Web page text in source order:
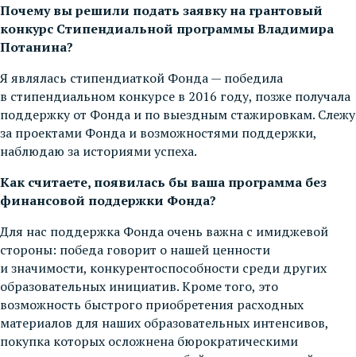
Почему вы решили подать заявку на грантовый
конкурс Стипендиальной программы Владимира
Потанина?
Я являлась стипендиаткой Фонда — победила
в стипендиальном конкурсе в 2016 году, позже получала
поддержку от Фонда и по выездным стажировкам. Слежу
за проектами Фонда и возможностями поддержки,
наблюдаю за историями успеха.
Как считаете, появилась бы ваша программа без
финансовой поддержки Фонда?
Для нас поддержка Фонда очень важна с имиджевой
стороны: победа говорит о нашей ценности
и значимости, конкурентоспособности среди других
образовательных инициатив. Кроме того, это
возможность быстрого приобретения расходных
материалов для наших образовательных интенсивов,
покупка которых осложнена бюрократическими